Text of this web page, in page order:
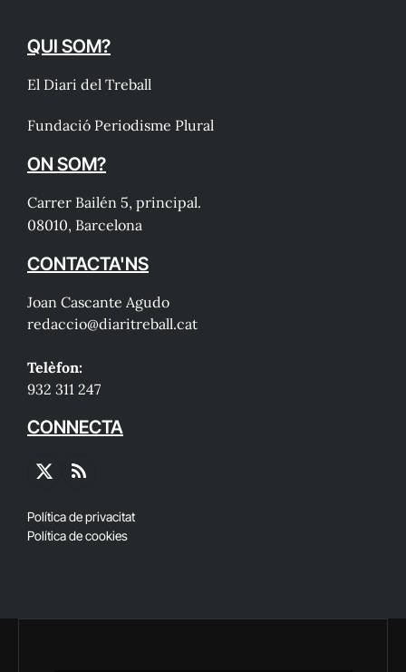
QUI SOM?
El Diari del Treball
Fundació Periodisme Plural
ON SOM?
Carrer Bailén 5, principal.
08010, Barcelona
CONTACTA'NS
Joan Cascante Agudo
redaccio@diaritreball.cat
Telèfon:
932 311 247
CONNECTA
X
RSS
Política de privacitat
Política de cookies